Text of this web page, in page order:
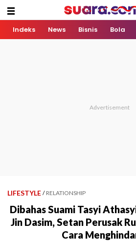
Indeks News Bisnis Bola
LIFESTYLE / RELATIONSHIP
Dibahas Suami Tasyi
Jin Dasim, Setan Perusak
Cara